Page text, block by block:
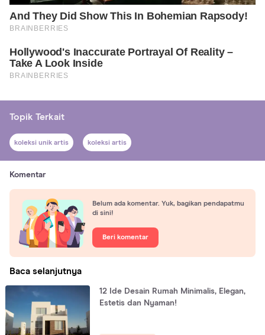
Topik Terkait
koleksi unik artis koleksi artis
Komentar
Belum ada komentar. Yuk, bagikan pendapatmu
di sini!
Beri komentar
Baca selanjutnya
12 Ide Desain Rumah Minimalis, Elegan,
Estetis dan Nyaman!